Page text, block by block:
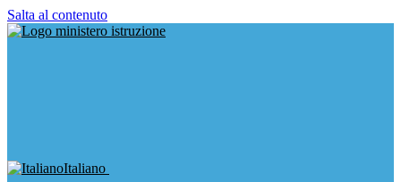
Salta al contenuto
Italiano